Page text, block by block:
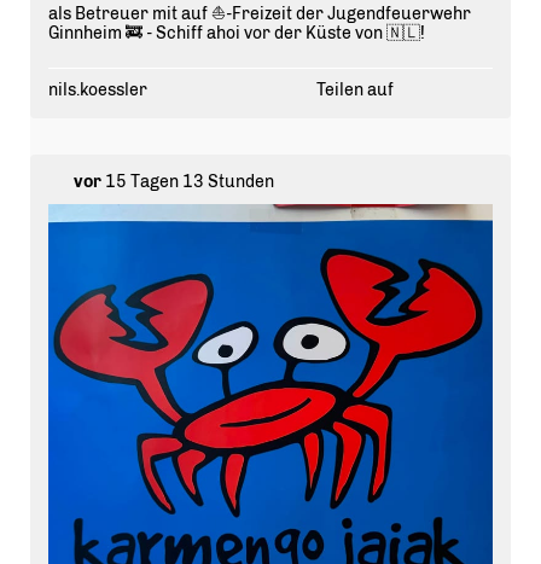
als Betreuer mit auf ⛵️-Freizeit der Jugendfeuerwehr
Ginnheim 🚒 - Schiff ahoi vor der Küste von 🇳🇱!
nils.koessler Teilen auf
vor15 Tagen 13 Stunden